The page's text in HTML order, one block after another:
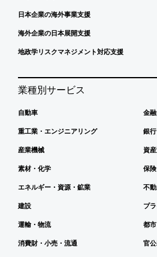
日本企業の海外事業支援
海外企業の日本展開支援
地政学リスクマネジメント対応支援
業種別サービス
自動車
重工業・エンジニアリング
産業機械
素材・化学
エネルギー・資源・鉱業
建設
運輸・物流
消費財・小売・流通
金
銀
資
保険
不
プ
都
官